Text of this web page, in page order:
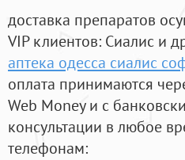
доставка препаратов
VIP клиентов: Сиалис и
аптека одесса сиалис
оплата принимаются
Web Money и с
консультации в любое
телефонам: